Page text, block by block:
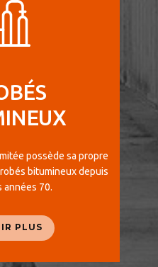
possède sa propre
bitumineux depuis
années 70.
PLUS